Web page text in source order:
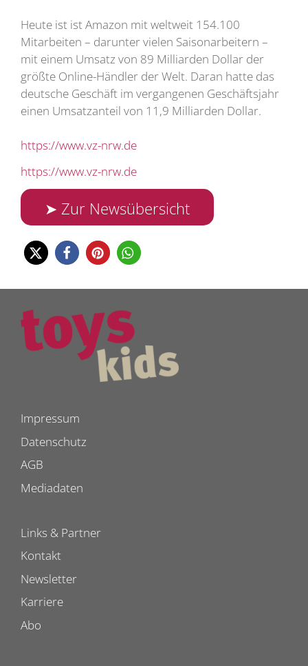
Heute ist ist Amazon mit weltweit 154.100
Mitarbeiten – darunter vielen Saisonarbeitern –
mit einem Umsatz von 89 Milliarden Dollar der
größte Online-Händler der Welt. Daran hatte das
deutsche Geschäft im vergangenen Geschäftsjahr
einen Umsatzanteil von 11,9 Milliarden Dollar.
https://www.vz-nrw.de
https://www.vz-nrw.de
➤ Zur Newsübersicht
Impressum
Datenschutz
AGB
Mediadaten
Links & Partner
Kontakt
Newsletter
Karriere
Abo